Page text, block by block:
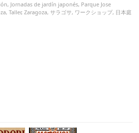
, Jornadas de jardín japonés, Parque Jose
,Taller,Zaragoza, サラゴサ, ワークショップ, 日本庭